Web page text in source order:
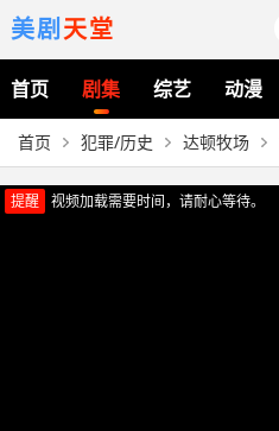
美剧天堂
首页 剧集 综艺 动漫
首页 犯罪/历史 达顿牧场
提醒
视频加载需要时间，请耐心等待。